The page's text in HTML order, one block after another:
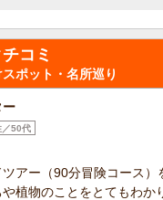
コミ
ポット・名所巡り
ー
／50代
ツアー（90分冒険コース）
植物のことをとてもわか